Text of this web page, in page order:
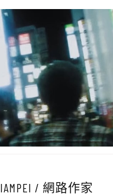
IAMPEI / 網路作家